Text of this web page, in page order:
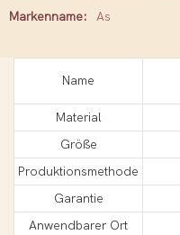
Markenname:
As
Name
Material
Größe
Produktionsmethode
Garantie
Anwendbarer Ort